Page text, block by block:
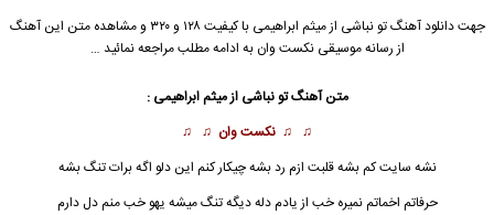
جهت دانلود آهنگ تو نباشی ازمیثم ابراهیمی
با کیفیت ۱۲۸ و ۳۲۰ و مشاهده متن این آهنگ
از رسانه موسیقی نکست وان به ادامه مطلب مراجعه نمائید …
متن آهنگ تو نباشی ازمیثم ابراهیمی :
♫ ♫ نکست وان ♫ ♫
نشه سایت کم بشه قلبت ازم رد بشه چیکار کنم این دلو اگه برات تنگ بشه
حرفاتم اخماتم نمیره خب از یادم دله دیگه تنگ میشه یهو خب منم دل دارم